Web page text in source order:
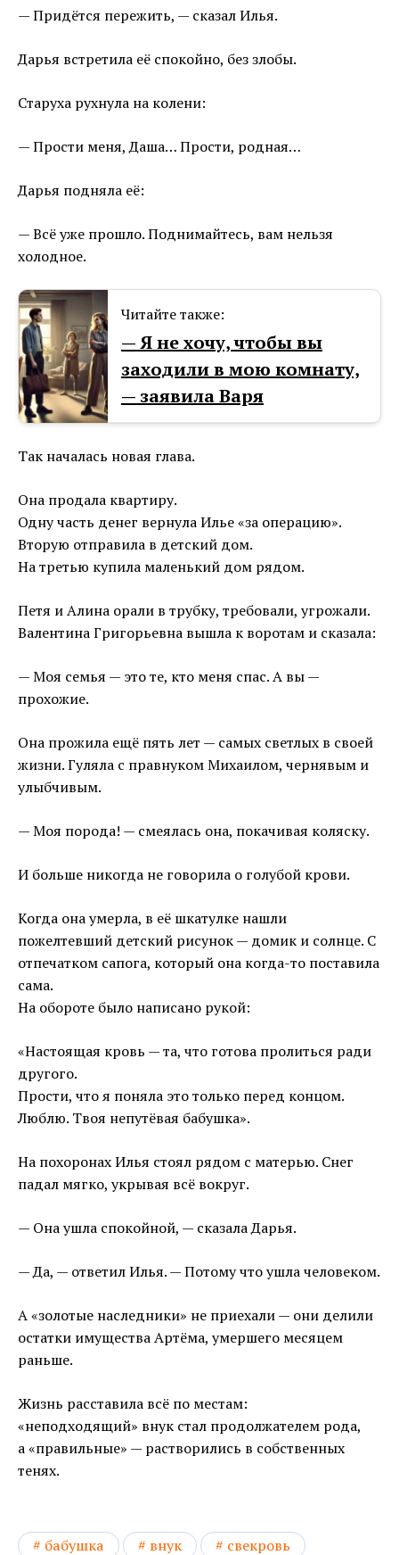
— Придётся пережить, — сказал Илья.
Дарья встретила её спокойно, без злобы.
Старуха рухнула на колени:
— Прости меня, Даша… Прости, родная…
Дарья подняла её:
— Всё уже прошло. Поднимайтесь, вам нельзя
холодное.
Читайте также:
— Я не хочу, чтобы вы
заходили в мою комнату,
— заявила Варя
Так началась новая глава.
Она продала квартиру.
Одну часть денег вернула Илье «за операцию».
Вторую отправила в детский дом.
На третью купила маленький дом рядом.
Петя и Алина орали в трубку, требовали, угрожали.
Валентина Григорьевна вышла к воротам и сказала:
— Моя семья — это те, кто меня спас. А вы —
прохожие.
Она прожила ещё пять лет — самых светлых в своей
жизни. Гуляла с правнуком Михаилом, чернявым и
улыбчивым.
— Моя порода! — смеялась она, покачивая коляску.
И больше никогда не говорила о голубой крови.
Когда она умерла, в её шкатулке нашли
пожелтевший детский рисунок — домик и солнце. С
отпечатком сапога, который она когда-то поставила
сама.
На обороте было написано рукой:
«Настоящая кровь — та, что готова пролиться ради
другого.
Прости, что я поняла это только перед концом.
Люблю. Твоя непутёвая бабушка».
На похоронах Илья стоял рядом с матерью. Снег
падал мягко, укрывая всё вокруг.
— Она ушла спокойной, — сказала Дарья.
— Да, — ответил Илья. — Потому что ушла человеком.
А «золотые наследники» не приехали — они делили
остатки имущества Артёма, умершего месяцем
раньше.
Жизнь расставила всё по местам:
«неподходящий» внук стал продолжателем рода,
а «правильные» — растворились в собственных
тенях.
бабушка внук свекровь